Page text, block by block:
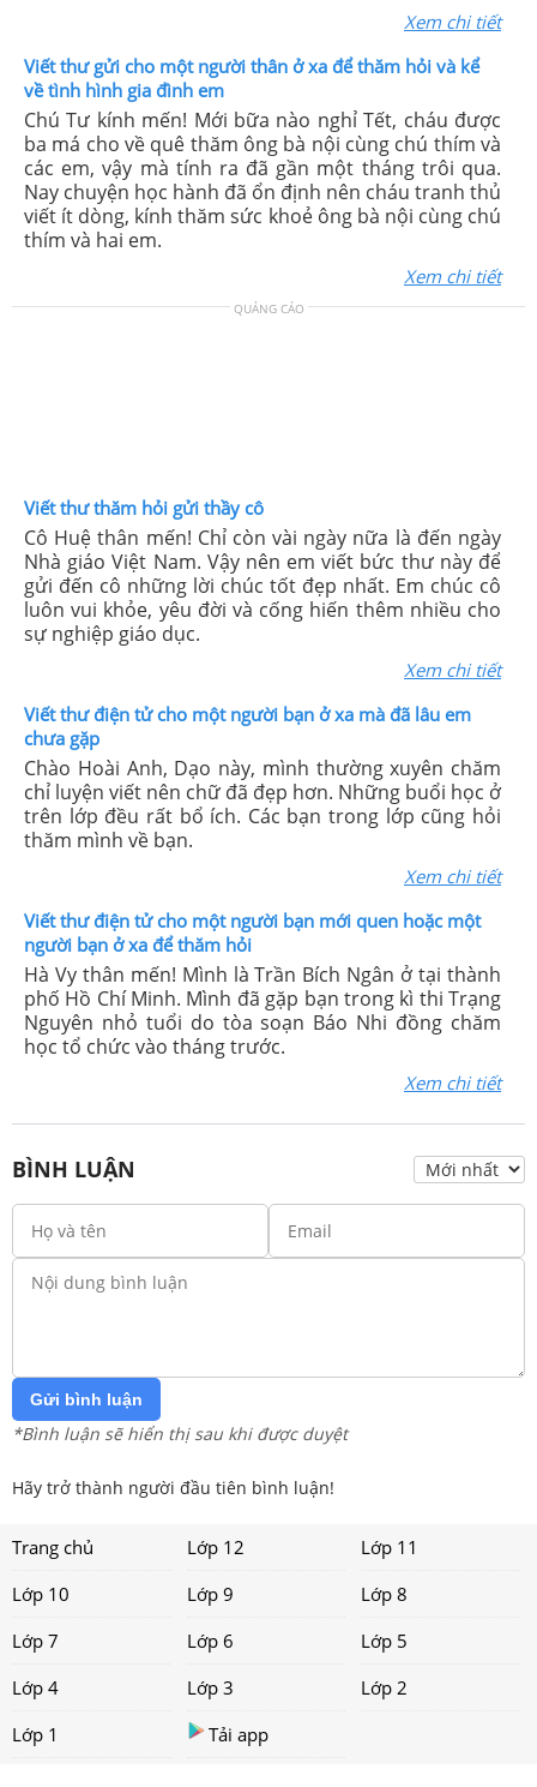
Xem chi tiết
Viết thư gửi cho một người thân ở xa để thăm hỏi và kể
về tình hình gia đình em
Chú Tư kính mến! Mới bữa nào nghỉ Tết, cháu được
ba má cho về quê thăm ông bà nội cùng chú thím và
các em, vậy mà tính ra đã gần một tháng trôi qua.
Nay chuyện học hành đã ổn định nên cháu tranh thủ
viết ít dòng, kính thăm sức khoẻ ông bà nội cùng chú
thím và hai em.
Xem chi tiết
QUẢNG CÁO
Viết thư thăm hỏi gửi thầy cô
Cô Huệ thân mến! Chỉ còn vài ngày nữa là đến ngày
Nhà giáo Việt Nam. Vậy nên em viết bức thư này để
gửi đến cô những lời chúc tốt đẹp nhất. Em chúc cô
luôn vui khỏe, yêu đời và cống hiến thêm nhiều cho
sự nghiệp giáo dục.
Xem chi tiết
Viết thư điện tử cho một người bạn ở xa mà đã lâu em
chưa gặp
Chào Hoài Anh, Dạo này, mình thường xuyên chăm
chỉ luyện viết nên chữ đã đẹp hơn. Những buổi học ở
trên lớp đều rất bổ ích. Các bạn trong lớp cũng hỏi
thăm mình về bạn.
Xem chi tiết
Viết thư điện tử cho một người bạn mới quen hoặc một
người bạn ở xa để thăm hỏi
Hà Vy thân mến! Mình là Trần Bích Ngân ở tại thành
phố Hồ Chí Minh. Mình đã gặp bạn trong kì thi Trạng
Nguyên nhỏ tuổi do tòa soạn Báo Nhi đồng chăm
học tổ chức vào tháng trước.
Xem chi tiết
BÌNH LUẬN
Gửi bình luận
*Bình luận sẽ hiển thị sau khi được duyệt
Hãy trở thành người đầu tiên bình luận!
Trang chủ Lớp 12
Lớp 11
Lớp 10
Lớp 9
Lớp 8
Lớp 7
Lớp 6
Lớp 5
Lớp 4
Lớp 3
Lớp 2
Lớp 1
Tải app